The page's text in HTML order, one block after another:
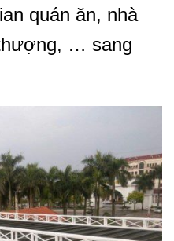
quán ăn, nhà
… sang